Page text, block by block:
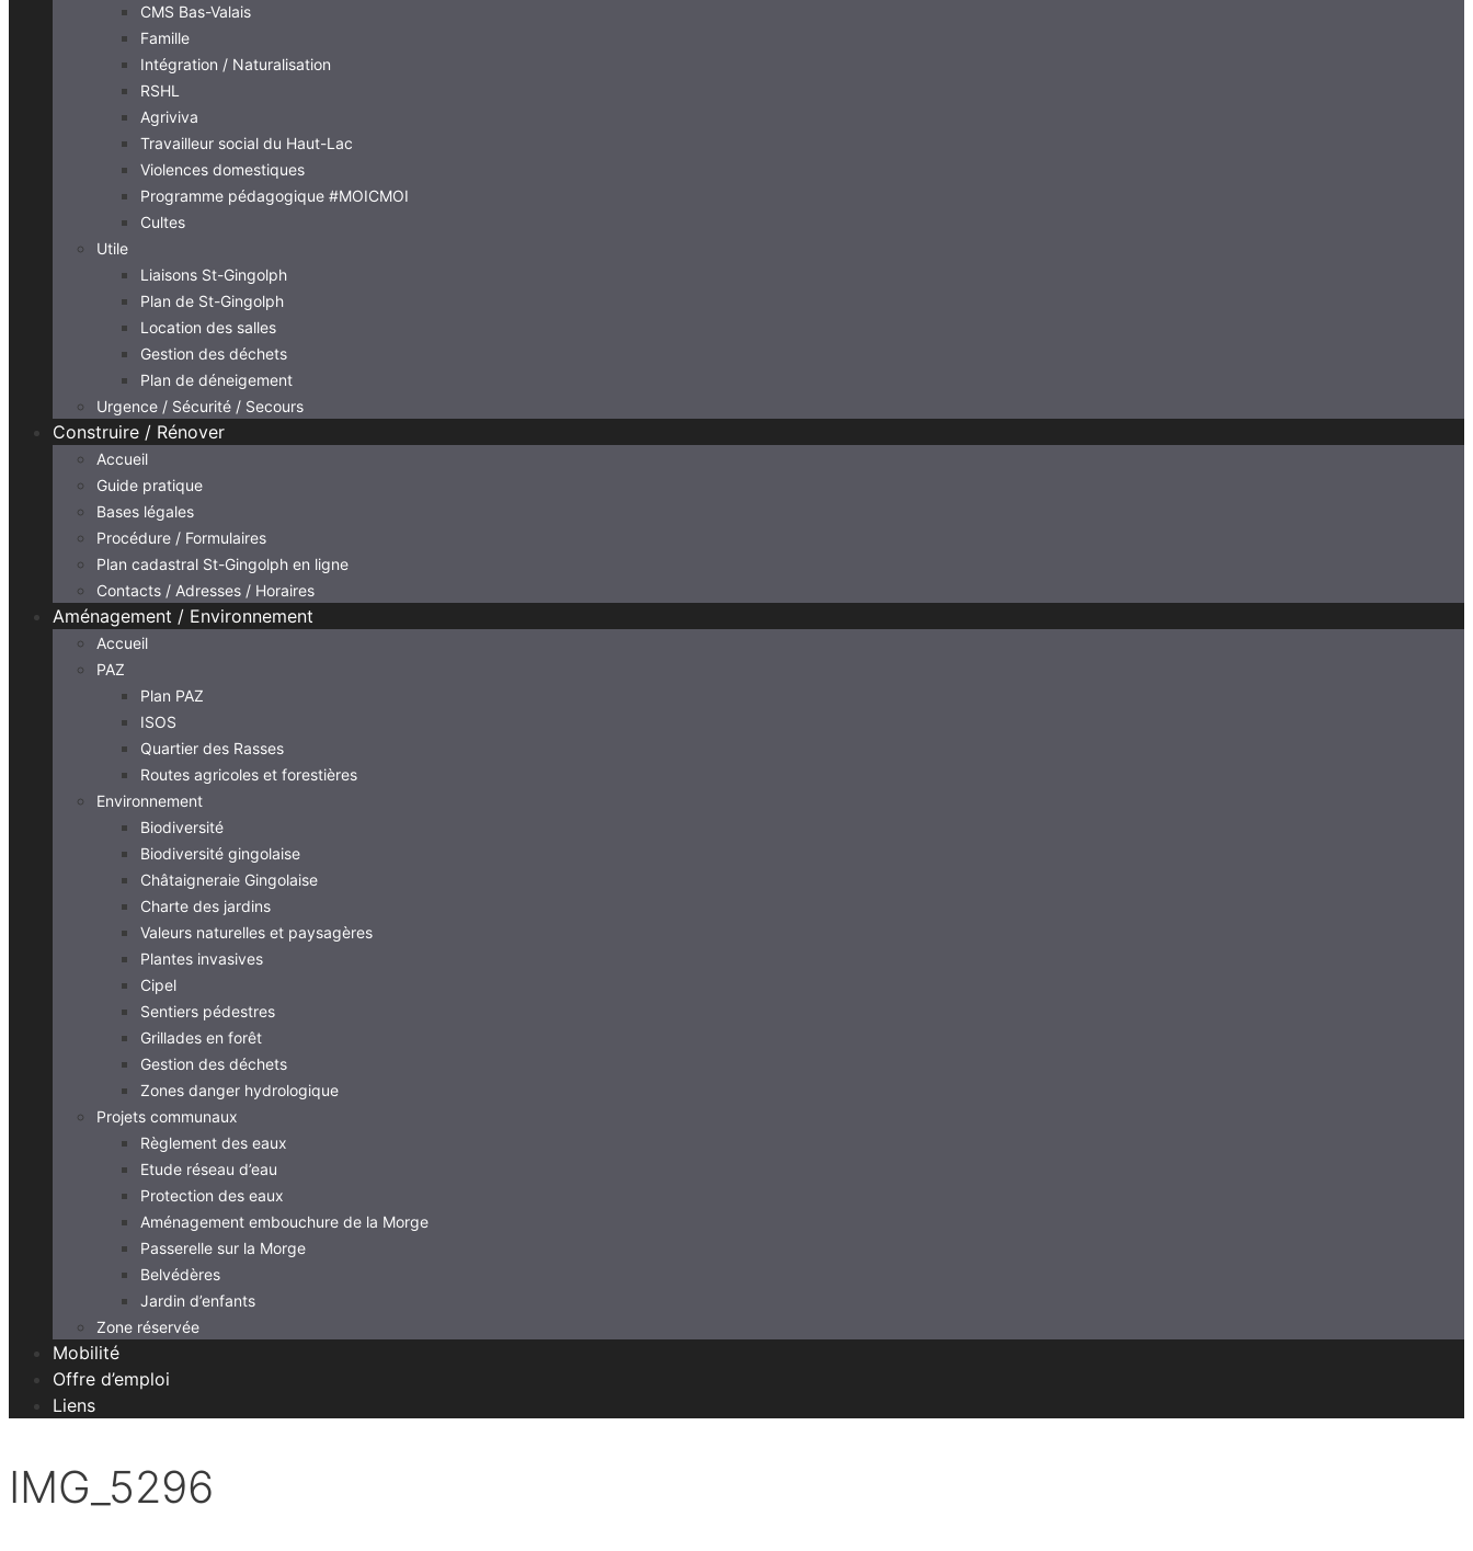
CMS Bas-Valais
Famille
Intégration / Naturalisation
RSHL
Agriviva
Travailleur social du Haut-Lac
Violences domestiques
Programme pédagogique #MOICMOI
Cultes
Utile
Liaisons St-Gingolph
Plan de St-Gingolph
Location des salles
Gestion des déchets
Plan de déneigement
Urgence / Sécurité / Secours
Construire / Rénover
Accueil
Guide pratique
Bases légales
Procédure / Formulaires
Plan cadastral St-Gingolph en ligne
Contacts / Adresses / Horaires
Aménagement / Environnement
Accueil
PAZ
Plan PAZ
ISOS
Quartier des Rasses
Routes agricoles et forestières
Environnement
Biodiversité
Biodiversité gingolaise
Châtaigneraie Gingolaise
Charte des jardins
Valeurs naturelles et paysagères
Plantes invasives
Cipel
Sentiers pédestres
Grillades en forêt
Gestion des déchets
Zones danger hydrologique
Projets communaux
Règlement des eaux
Etude réseau d’eau
Protection des eaux
Aménagement embouchure de la Morge
Passerelle sur la Morge
Belvédères
Jardin d’enfants
Zone réservée
Mobilité
Offre d’emploi
Liens
IMG_5296